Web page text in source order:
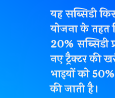
यह सब्सिडी
योजना के तहत
20% सब्सिडी
नए ट्रैक्टर की
भाइयों को50%
की जाती है।